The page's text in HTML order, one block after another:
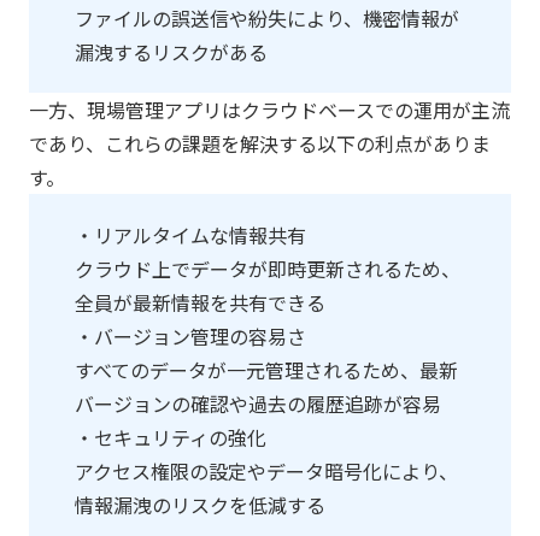
ファイルの誤送信や紛失により、機密情報が
漏洩するリスクがある
一方、現場管理アプリはクラウドベースでの運用が主流
であり、これらの課題を解決する以下の利点がありま
す。​
・リアルタイムな情報共有
クラウド上でデータが即時更新されるため、
全員が最新情報を共有できる ​
・バージョン管理の容易さ
​すべてのデータが一元管理されるため、最新
バージョンの確認や過去の履歴追跡が容易​
・セキュリティの強化
​アクセス権限の設定やデータ暗号化により、
情報漏洩のリスクを低減する